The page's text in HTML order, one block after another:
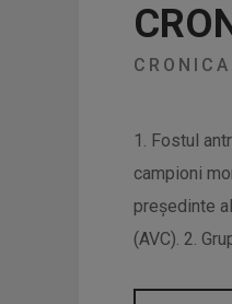
1. Fostul
campioni
preşedinte
(AVC). 2.